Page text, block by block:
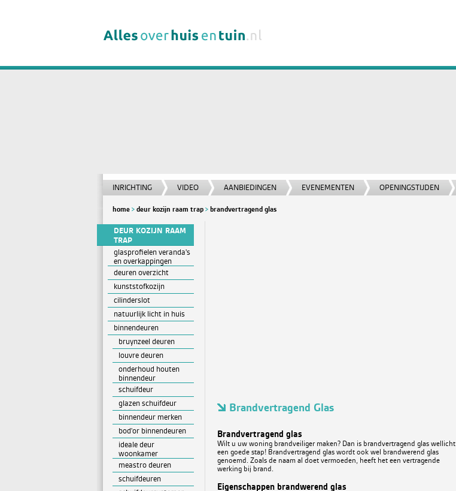
INRICHTING VIDEO AANBIEDINGEN EVENEMENTEN OPENINGSTIJDEN
home deur kozijn raam trap brandvertragend glas
Brandvertragend Glas
Brandvertragend glas
Wilt u uw woning brandveiliger maken? Dan is brandvertragend glas wellicht
een goede stap! Brandvertragend glas wordt ook wel brandwerend glas
genoemd. Zoals de naam al doet vermoeden, heeft het een vertragende
werking bij brand.
Eigenschappen brandwerend glas
DEUR KOZIJN RAAM
TRAP
glasprofielen veranda's
en overkappingen
deuren overzicht
kunststofkozijn
cilinderslot
natuurlijk licht in huis
binnendeuren
bruynzeel deuren
louvre deuren
onderhoud houten
binnendeur
schuifdeur
glazen schuifdeur
binnendeur merken
bod'or binnendeuren
ideale deur
woonkamer
meastro deuren
schuifdeuren